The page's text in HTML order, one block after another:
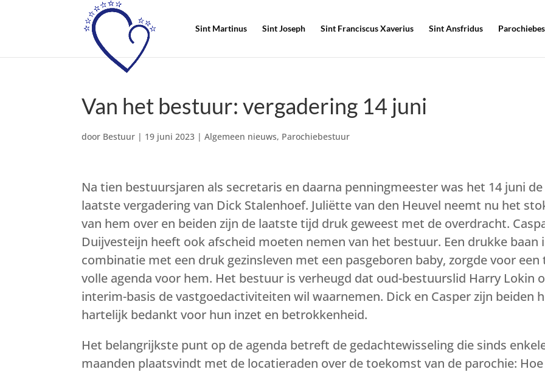
Sint Martinus Sint Joseph Sint Franciscus Xaverius Sint Ansfridus
Van het bestuur: vergadering 14 juni
door Bestuur | 19 juni 2023 |Algemeen nieuws, Parochiebestuur
Na tien bestuursjaren als secretaris en daarna penningmeester was het 14 juni de
laatste vergadering van Dick Stalenhoef. Juliëtte van den Heuvel neemt nu het
van hem over en beiden zijn de laatste tijd druk geweest met de overdracht.
Duijvesteijn heeft ook afscheid moeten nemen van het bestuur. Een drukke baan
combinatie met een druk gezinsleven met een pasgeboren baby, zorgde voor een
volle agenda voor hem. Het bestuur is verheugd dat oud-bestuurslid Harry Lokin
interim-basis de vastgoedactiviteiten wil waarnemen. Dick en Casper zijn beiden
hartelijk bedankt voor hun inzet en betrokkenheid.
Het belangrijkste punt op de agenda betreft de gedachtewisseling die sinds
maanden plaatsvindt met de locatieraden over de toekomst van de parochie: Hoe